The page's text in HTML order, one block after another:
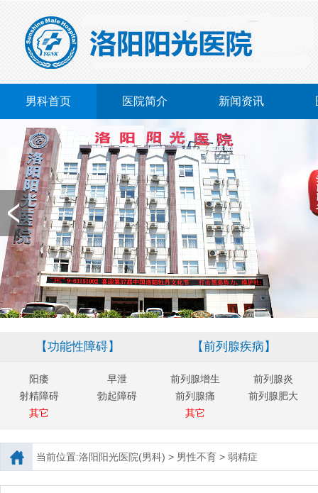
男科首页 医院简介 新闻资讯
【功能性障碍】
阳痿
早泄
射精障碍
勃起障碍
其它
【前列腺疾病】
前列腺增生
前列腺炎
前列腺痛
前列腺肥大
其它
当前位置:洛阳阳光医院(男科) > 男性不育 > 弱精症